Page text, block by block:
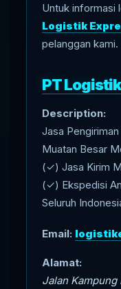
Untuk informasi
Logistik
pelanggan kami.
PT
Description:
Jasa
Muatan Besar
(✓) Jasa Kirim
(✓) Ekspedisi
Seluruh
Email:
Alamat:
Jalan Kampung